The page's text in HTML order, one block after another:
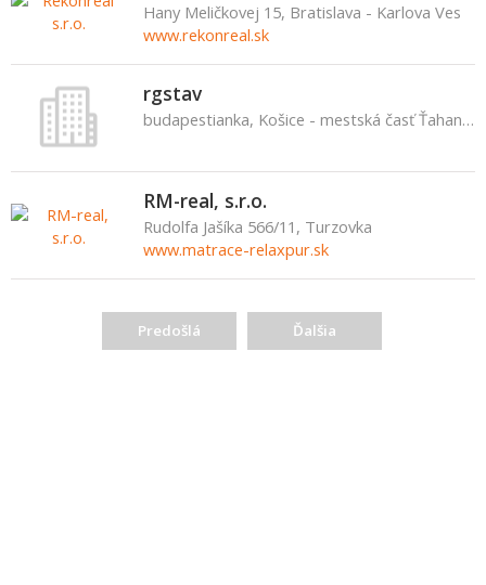
Hany Meličkovej 15, Bratislava - Karlova Ves
www.rekonreal.sk
rgstav
budapestianka, Košice - mestská časť Ťahanovce
RM-real, s.r.o.
Rudolfa Jašíka 566/11, Turzovka
www.matrace-relaxpur.sk
Predošlá Ďalšia